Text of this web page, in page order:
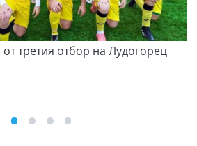
третия отбор на Лудогорец